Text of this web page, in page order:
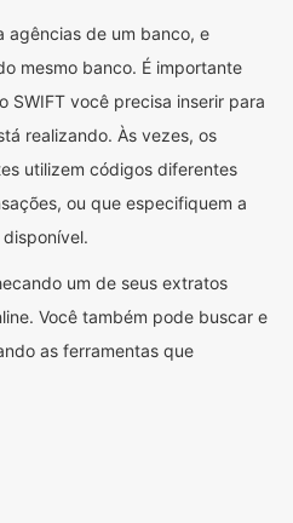
agências de um banco, e
mesmo banco. É importante
SWIFT você precisa inserir para
realizando. Às vezes, os
utilizem códigos diferentes
ou que especifiquem a
um de seus extratos
Você também pode buscar e
as ferramentas que